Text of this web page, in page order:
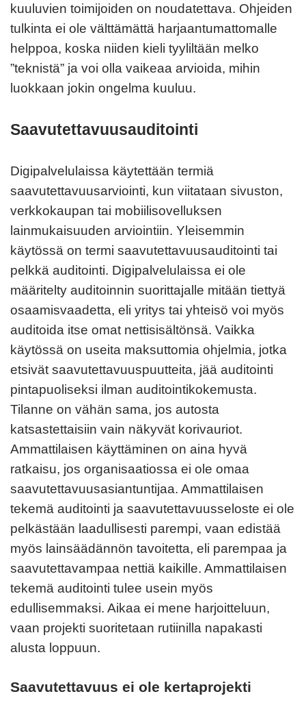
kuuluvien toimijoiden on noudatettava. Ohjeiden
tulkinta ei ole välttämättä harjaantumattomalle
helppoa, koska niiden kieli tyyliltään melko
”teknistä” ja voi olla vaikeaa arvioida, mihin
luokkaan jokin ongelma kuuluu.
Saavutettavuusauditointi
Digipalvelulaissa käytettään termiä
saavutettavuusarviointi, kun viitataan sivuston,
verkkokaupan tai mobiilisovelluksen
lainmukaisuuden arviointiin. Yleisemmin
käytössä on termi saavutettavuusauditointi tai
pelkkä auditointi. Digipalvelulaissa ei ole
määritelty auditoinnin suorittajalle mitään tiettyä
osaamisvaadetta, eli yritys tai yhteisö voi myös
auditoida itse omat nettisisältönsä. Vaikka
käytössä on useita maksuttomia ohjelmia, jotka
etsivät saavutettavuuspuutteita, jää auditointi
pintapuoliseksi ilman auditointikokemusta.
Tilanne on vähän sama, jos autosta
katsastettaisiin vain näkyvät korivauriot.
Ammattilaisen käyttäminen on aina hyvä
ratkaisu, jos organisaatiossa ei ole omaa
saavutettavuusasiantuntijaa. Ammattilaisen
tekemä auditointi ja saavutettavuusseloste ei ole
pelkästään laadullisesti parempi, vaan edistää
myös lainsäädännön tavoitetta, eli parempaa ja
saavutettavampaa nettiä kaikille. Ammattilaisen
tekemä auditointi tulee usein myös
edullisemmaksi. Aikaa ei mene harjoitteluun,
vaan projekti suoritetaan rutiinilla napakasti
alusta loppuun.
Saavutettavuus ei ole kertaprojekti